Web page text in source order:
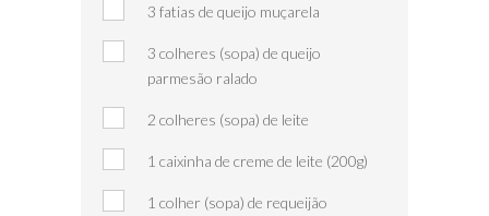
3 fatias de queijo muçarela
3 colheres (sopa) de queijo
parmesão ralado
2 colheres (sopa) de leite
1 caixinha de creme de leite (200g)
1 colher (sopa) de requeijão